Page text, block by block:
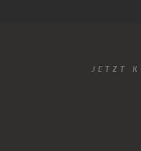
JETZT